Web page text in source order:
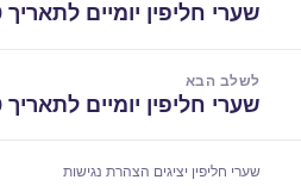
הפוסט
שערי חליפין יומיים לתאריך 03/01/2019
לשלב הבא
הפוסט
שערי חליפין יומיים לתאריך 04/01/2019
שערי חליפין יציגים הצהרת נגישות